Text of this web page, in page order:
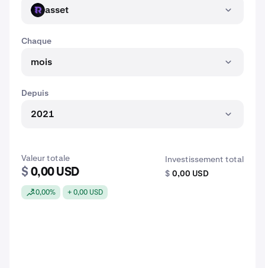
ASSETasset
Chaque
mois
Depuis
2021
Valeur totale
$ 0,00 USD
0,00% + 0,00 USD
Investissement total
$ 0,00 USD